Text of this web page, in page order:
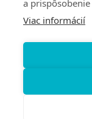
a
Viac informácií